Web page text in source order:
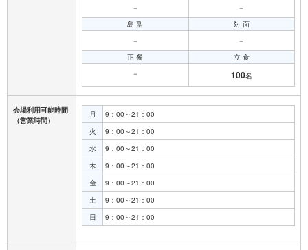
－
－
島 型
－
対 面
－
正 餐
－
立 食
100名
会場利用可能時間
（営業時間）
月
9：00～21：00
火
9：00～21：00
水
9：00～21：00
木
9：00～21：00
金
9：00～21：00
土
9：00～21：00
日
9：00～21：00